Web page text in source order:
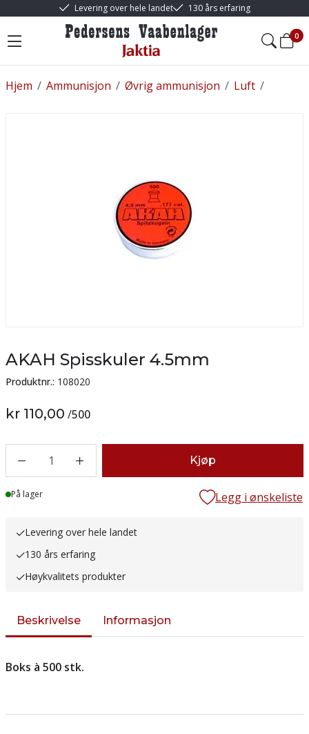
Levering over hele landet 130 års erfaring
0
/
Hjem /
Ammunisjon /
Øvrig ammunisjon /
Luft
AKAH Spisskuler 4.5mm
Produktnr.: 108020
kr 110,00 /500
1 Kjøp
Lager
På lager Legg i ønskeliste
Levering over hele landet
130 års erfaring
Høykvalitets produkter
Beskrivelse Informasjon
Boks à 500 stk.